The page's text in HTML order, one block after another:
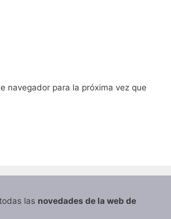
navegador para la próxima vez que
las novedades de la web de